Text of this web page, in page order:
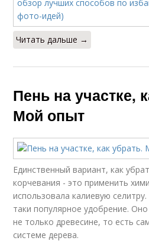
Читать дальше →
Пень на участке,
Мой опыт
Единственный вариант, как
корчевания - это применить
использовала калиевую
таки популярное удобрение.
не только древесине, то есть
системе дерева.